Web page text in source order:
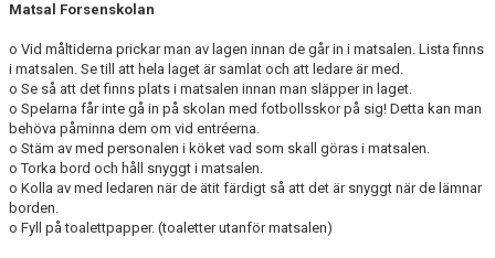
Matsal Forsenskolan
o Vid måltiderna prickar man av lagen innan de går in i matsalen. Lista finns
i matsalen. Se till att hela laget är samlat och att ledare är med.
o Se så att det finns plats i matsalen innan man släpper in laget.
o Spelarna får inte gå in på skolan med fotbollsskor på sig! Detta kan man
behöva påminna dem om vid entréerna.
o Stäm av med personalen i köket vad som skall göras i matsalen.
o Torka bord och håll snyggt i matsalen.
o Kolla av med ledaren när de ätit färdigt så att det är snyggt när de lämnar
borden.
o Fyll på toalettpapper. (toaletter utanför matsalen)